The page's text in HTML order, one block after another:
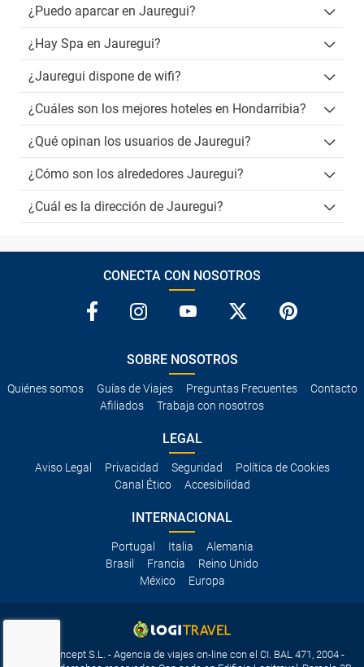
¿Puedo aparcar en Jauregui?
¿Hay Spa en Jauregui?
¿Jauregui dispone de wifi?
¿Cuáles son los mejores hoteles en Hondarribia?
¿Qué opinan los usuarios de Jauregui?
¿Cómo son los alrededores Jauregui?
¿Cuál es la dirección de Jauregui?
CONECTA CON NOSOTROS
SOBRE NOSOTROS
Quiénes somos Guías de Viajes Preguntas Frecuentes
Contacto
Afiliados
Trabaja con nosotros
LEGAL
Aviso Legal Privacidad Seguridad
Política de Cookies
Canal Ético
Accesibilidad
INTERNACIONAL
Portugal Italia
Alemania
Brasil
Francia
Reino Unido
México
Europa
Travelconcept S.L. - Agencia de viajes on-line con el CI. BAL 471, 2004 -